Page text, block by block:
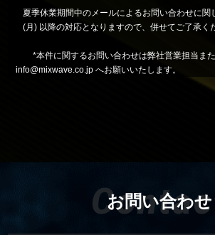
夏季休業期間中のメールによるお問い合わせに関
(月) 以降の対応となりますので、併せてご了承く
*本件に関するお問い合わせは弊社営業担当また
info@mixwave.co.jp へお願いいたします。
お問い合わせ